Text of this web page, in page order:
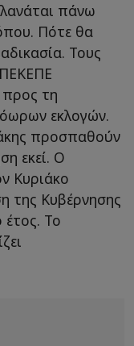
πάνω
Πότε θα
Τους
προς τη
εκλογών.
προσπαθούν
εκεί. Ο
Κυριάκο
της Κυβέρνησης
έτος. Το